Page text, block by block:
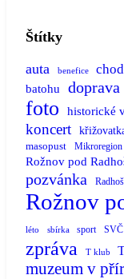
Štítky
auta
benefice
batohu
doprava
foto historické
koncert
masopust Mikroregion
Rožnov pod
pozvánka
Rožnov
léto sbírka sport SVČ
zpráva
T klub
muzeum v